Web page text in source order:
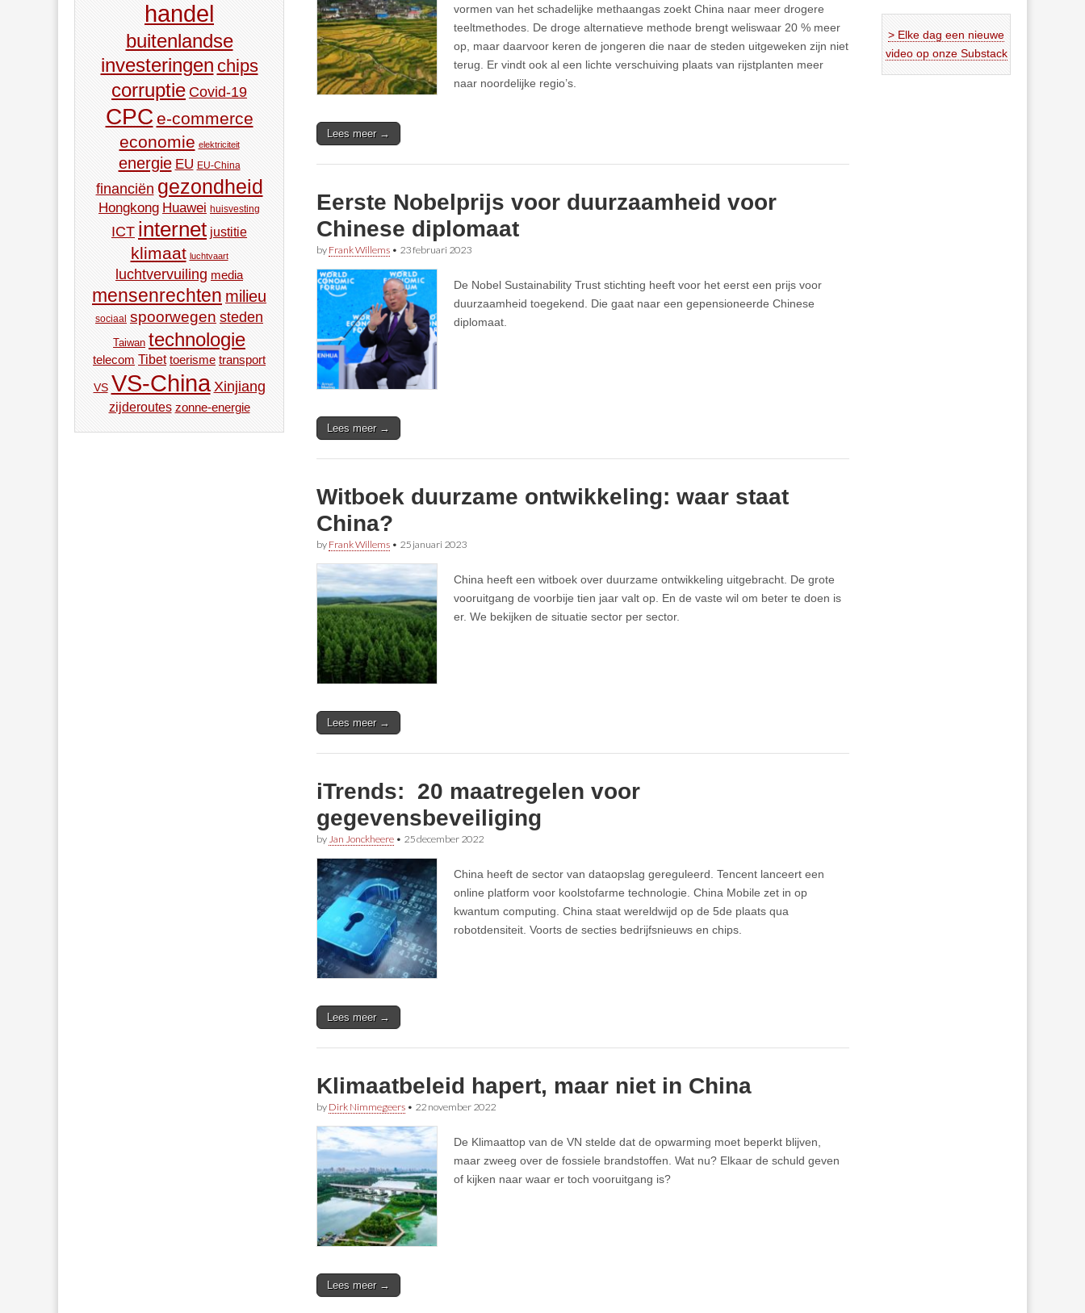
vormen van het schadelijke methaangas zoekt China naar meer drogere
teeltmethodes. De droge alternatieve methode brengt weliswaar 20 % meer
op, maar daarvoor keren de jongeren die naar de steden uitgeweken zijn niet
terug. Er vindt ook al een lichte verschuiving plaats van rijstplanten meer
naar noordelijke regio’s.
Lees meer →
Eerste Nobelprijs voor duurzaamheid voor
Chinese diplomaat
by Frank Willems • 23 februari 2023
De Nobel Sustainability Trust stichting heeft voor het eerst een prijs voor
duurzaamheid toegekend. Die gaat naar een gepensioneerde Chinese
diplomaat.
Lees meer →
Witboek duurzame ontwikkeling: waar staat
China?
by Frank Willems • 25 januari 2023
China heeft een witboek over duurzame ontwikkeling uitgebracht. De grote
vooruitgang de voorbije tien jaar valt op. En de vaste wil om beter te doen is
er. We bekijken de situatie sector per sector.
Lees meer →
iTrends: 20 maatregelen voor
gegevensbeveiliging
by Jan Jonckheere • 25 december 2022
China heeft de sector van dataopslag gereguleerd. Tencent lanceert een
online platform voor koolstofarme technologie. China Mobile zet in op
kwantum computing. China staat wereldwijd op de 5de plaats qua
robotdensiteit. Voorts de secties bedrijfsnieuws en chips.
Lees meer →
Klimaatbeleid hapert, maar niet in China
by Dirk Nimmegeers • 22 november 2022
De Klimaattop van de VN stelde dat de opwarming moet beperkt blijven,
maar zweeg over de fossiele brandstoffen. Wat nu? Elkaar de schuld geven
of kijken naar waar er toch vooruitgang is?
Lees meer →
handel
buitenlandse
investeringen chips
corruptie Covid-19
CPC e-commerce
economie elektriciteit
energie EU EU-China
financiën gezondheid
Hongkong Huawei huisvesting
ICT internet justitie
klimaat luchtvaart
luchtvervuiling media
mensenrechten milieu
sociaal spoorwegen steden
Taiwan technologie
telecom Tibet toerisme transport
VS VS-China Xinjiang
zijderoutes zonne-energie
> Elke dag een nieuwe
video op onze Substack